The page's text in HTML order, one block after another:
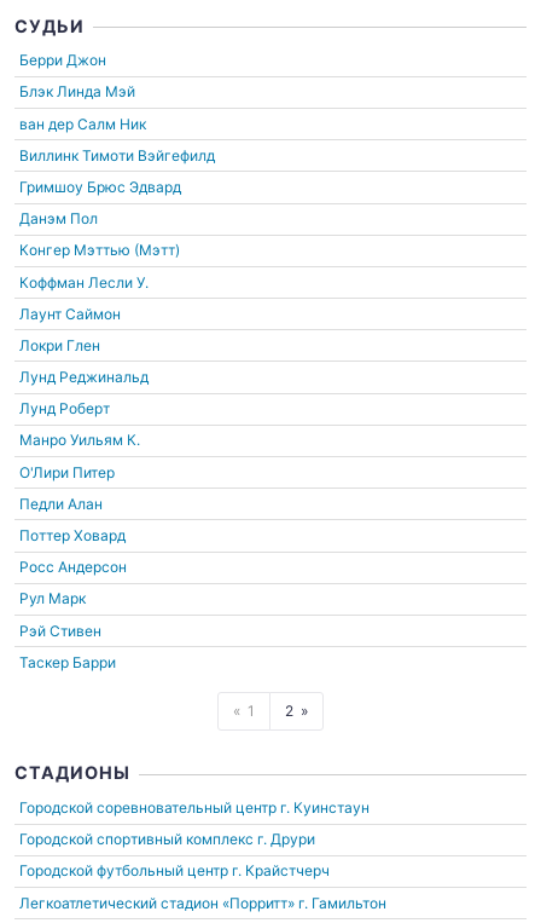
СУДЬИ
Берри Джон
Блэк Линда Мэй
ван дер Салм Ник
Виллинк Тимоти Вэйгефилд
Гримшоу Брюс Эдвард
Данэм Пол
Конгер Мэттью (Мэтт)
Коффман Лесли У.
Лаунт Саймон
Локри Глен
Лунд Реджинальд
Лунд Роберт
Манро Уильям К.
О'Лири Питер
Педли Алан
Поттер Ховард
Росс Андерсон
Рул Марк
Рэй Стивен
Таскер Барри
1 2
СТАДИОНЫ
Городской соревновательный центр г. Куинстаун
Городской спортивный комплекс г. Друри
Городской футбольный центр г. Крайстчерч
Легкоатлетический стадион «Порритт» г. Гамильтон